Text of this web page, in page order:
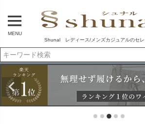
MENU
Shunal レディース/メンズカジュアルのセレ